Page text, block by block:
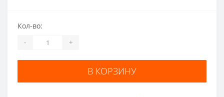
Кол-во:
- +
В КОРЗИНУ